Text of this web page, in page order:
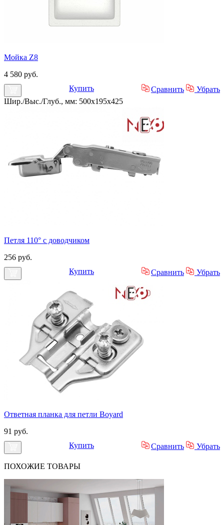
Мойка Z8
4 580 руб.
Купить
Сравнить
Убрать
Шир./Выс./Глуб., мм: 500x195x425
Петля 110° с доводчиком
256 руб.
Купить
Сравнить Убрать
Ответная планка для петли Boyard
91 руб.
Купить
Сравнить Убрать
ПОХОЖИЕ ТОВАРЫ